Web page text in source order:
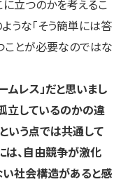
立つのかを考えるこ
うな「そう簡単には答
ことが必要なのではな
ムレス」だと思いまし
立しているのかの違
という点では共通して
は、自由競争が激化
社会構造があると感